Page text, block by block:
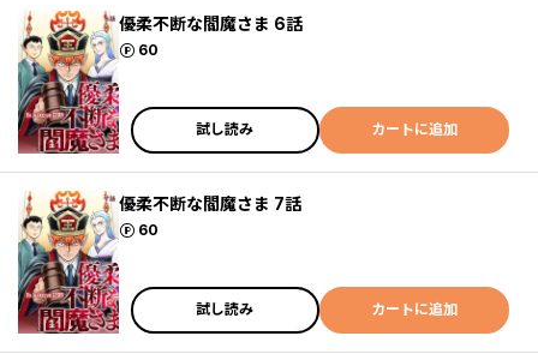
優柔不断な閻魔さま 6話
60
ポイント
試し読み カートに追加
優柔不断な閻魔さま 7話
60
ポイント
試し読み カートに追加